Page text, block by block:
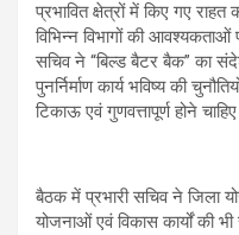
प्रभावित क्षेत्रों में किए गए राहत
विभिन्न विभागों की
सचिव ने “बिल्ड बैटर बैक” का
पुनर्निर्माण कार्य भविष्य की
टिकाऊ एवं गुणवत्तापूर्ण होने
बैठक में प्रभारी सचिव ने जिला
योजनाओं एवं विकास कार्यों की भी